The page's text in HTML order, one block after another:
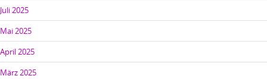
Juli 2025
Mai 2025
April 2025
März 2025